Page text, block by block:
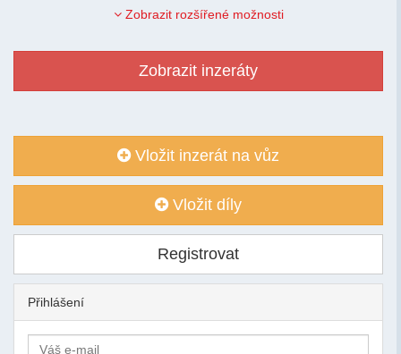
Zobrazit rozšířené možnosti
Zobrazit inzeráty
Vložit inzerát na vůz
Vložit díly
Registrovat
Přihlášení